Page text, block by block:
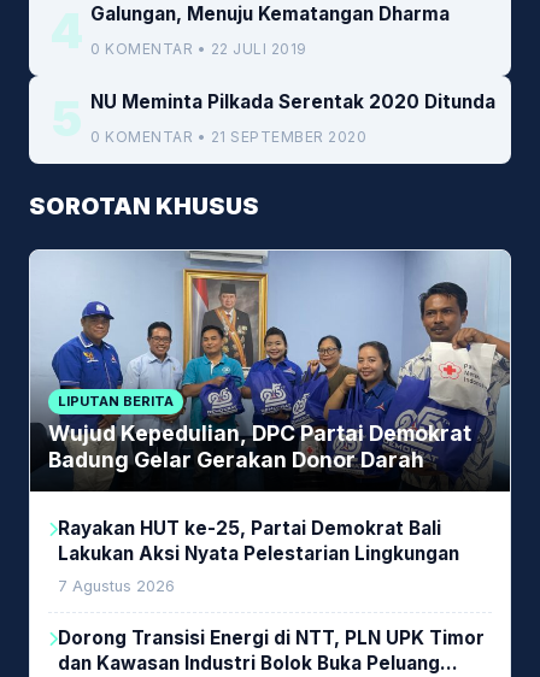
4 Galungan, Menuju Kematangan Dharma
0 KOMENTAR • 22 JULI 2019
5 NU Meminta Pilkada Serentak 2020 Ditunda
0 KOMENTAR • 21 SEPTEMBER 2020
SOROTAN KHUSUS
LIPUTAN BERITA
Wujud Kepedulian, DPC Partai Demokrat
Badung Gelar Gerakan Donor Darah
Rayakan HUT ke-25, Partai Demokrat Bali
Lakukan Aksi Nyata Pelestarian Lingkungan
7 Agustus 2026
Dorong Transisi Energi di NTT, PLN UPK Timor
dan Kawasan Industri Bolok Buka Peluang